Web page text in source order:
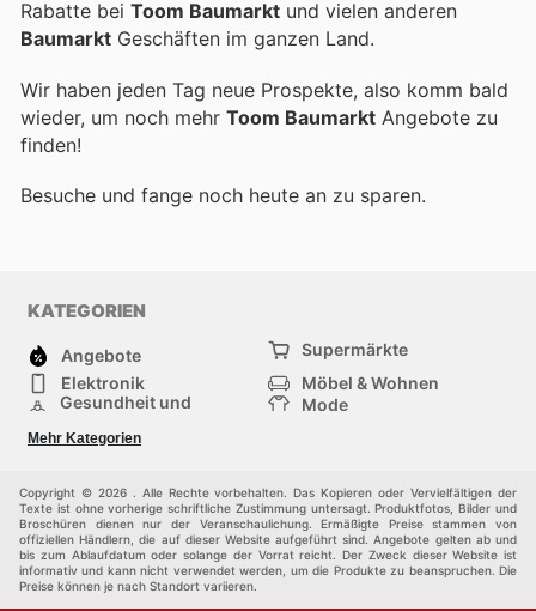
Rabatte bei Toom Baumarkt und vielen anderen
Baumarkt Geschäften im ganzen Land.
Wir haben jeden Tag neue Prospekte, also komm bald
wieder, um noch mehr Toom Baumarkt Angebote zu
finden!
Besuche und fange noch heute an zu sparen.
KATEGORIEN
Angebote
Supermärkte
Elektronik
Möbel & Wohnen
Gesundheit und
Mode
Sportartikel und
Sportbekleidung
Einkaufzentren
Andere
Mehr Kategorien
Copyright © 2026 . Alle Rechte vorbehalten. Das Kopieren oder Vervielfältigen der
Texte ist ohne vorherige schriftliche Zustimmung untersagt. Produktfotos, Bilder und
Broschüren dienen nur der Veranschaulichung. Ermäßigte Preise stammen von
offiziellen Händlern, die auf dieser Website aufgeführt sind. Angebote gelten ab und
bis zum Ablaufdatum oder solange der Vorrat reicht. Der Zweck dieser Website ist
informativ und kann nicht verwendet werden, um die Produkte zu beanspruchen. Die
Preise können je nach Standort variieren.